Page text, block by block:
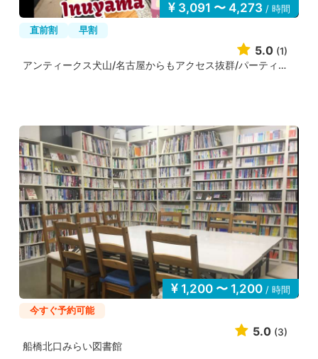
3,091 〜 4,273 / 時間
直前割
早割
5.0 (1)
アンティークス犬山/名古屋からもアクセス抜群/パーティス...
1,200 〜 1,200 / 時間
今すぐ予約可能
5.0 (3)
船橋北口みらい図書館